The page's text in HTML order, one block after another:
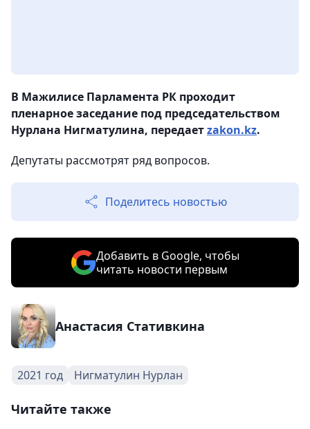
В Мажилисе Парламента РК проходит
пленарное заседание под председательством
Нурлана Нигматулина, передаетzakon.kz.
Депутаты рассмотрят ряд вопросов.
Поделитесь новостью
Добавить в Google, чтобы
читать новости первым
Анастасия Стативкина
2021 год Нигматулин Нурлан
Читайте также